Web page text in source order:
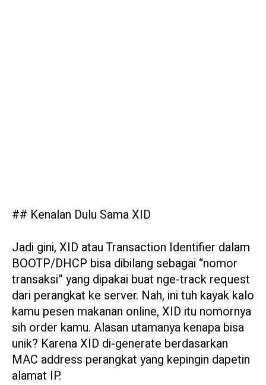
## Kenalan Dulu Sama XID
Jadi gini, XID atau Transaction Identifier dalam
BOOTP/DHCP bisa dibilang sebagai “nomor
transaksi” yang dipakai buat nge-track request
dari perangkat ke server. Nah, ini tuh kayak kalo
kamu pesen makanan online, XID itu nomornya
sih order kamu. Alasan utamanya kenapa bisa
unik? Karena XID di-generate berdasarkan
MAC address perangkat yang kepingin dapetin
alamat IP.